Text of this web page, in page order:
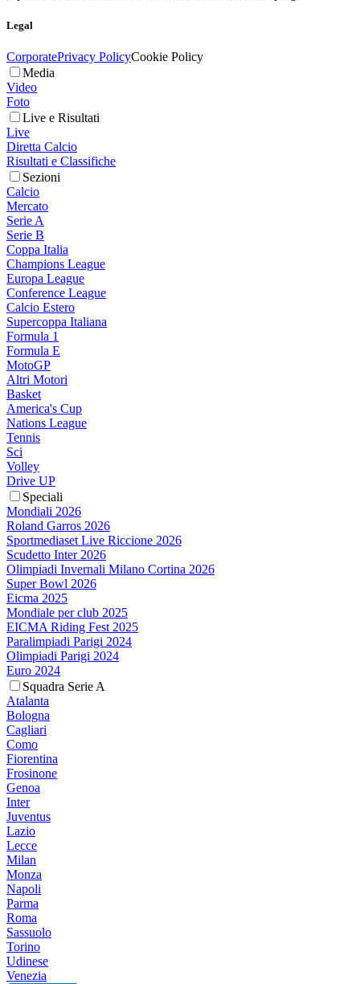
Legal
CorporatePrivacy PolicyCookie Policy
Media
Video
Foto
Live e Risultati
Live
Diretta Calcio
Risultati e Classifiche
Sezioni
Calcio
Mercato
Serie A
Serie B
Coppa Italia
Champions League
Europa League
Conference League
Calcio Estero
Supercoppa Italiana
Formula 1
Formula E
MotoGP
Altri Motori
Basket
America's Cup
Nations League
Tennis
Sci
Volley
Drive UP
Speciali
Mondiali 2026
Roland Garros 2026
Sportmediaset Live Riccione 2026
Scudetto Inter 2026
Olimpiadi Invernali Milano Cortina 2026
Super Bowl 2026
Eicma 2025
Mondiale per club 2025
EICMA Riding Fest 2025
Paralimpiadi Parigi 2024
Olimpiadi Parigi 2024
Euro 2024
Squadra Serie A
Atalanta
Bologna
Cagliari
Como
Fiorentina
Frosinone
Genoa
Inter
Juventus
Lazio
Lecce
Milan
Monza
Napoli
Parma
Roma
Sassuolo
Torino
Udinese
Venezia